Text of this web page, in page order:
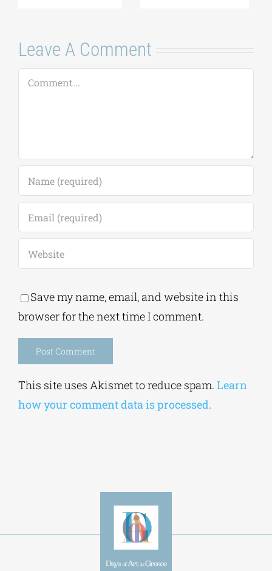
Leave A Comment
Comment
Save my name, email, and website in this
browser for the next time I comment.
This site uses Akismet to reduce spam. Learn
how your comment data is processed.